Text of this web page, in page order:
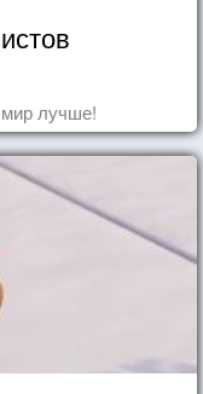
лучше!